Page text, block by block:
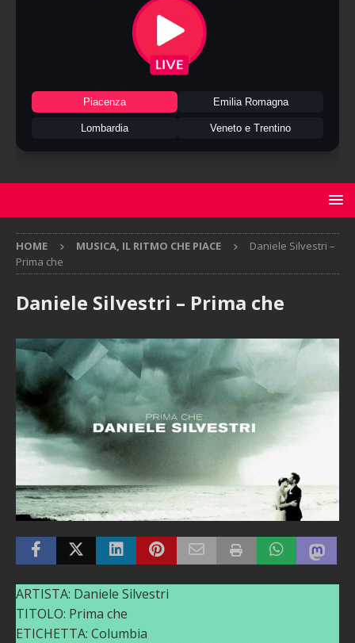
Piacenza Emilia Romagna
Lombardia Veneto e Trentino
HOME MUSICA, IL RITMO CHE PIACE
Daniele Silvestri –
Prima che
Daniele Silvestri – Prima che
ARTISTA: Daniele Silvestri
TITOLO: Prima che
ETICHETTA: Columbia